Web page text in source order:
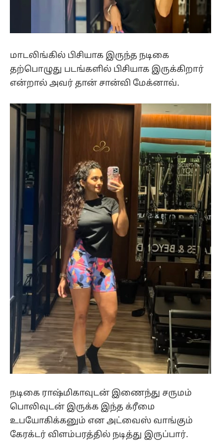
மாடலிங்கில் பிசியாக இருந்த நடிகை
தற்பொழுது படங்களில் பிசியாக இருக்கிறார்
என்றால் அவர் தான் சான்வி மேக்னாவ்.
நடிகை ராஷ்மிகாவுடன் இணைந்து சருமம்
பொலிவுடன் இருக்க இந்த க்ரீமை
உபயோகிக்கனும் என அட்வைஸ் வாங்கும்
கேரக்டர் விளம்பரத்தில் நடித்து இருப்பார்.